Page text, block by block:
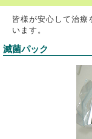
皆様が安心して治療
います。
滅菌パック